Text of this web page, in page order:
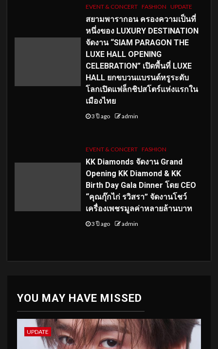
EVENT & CONCERT FASHION UPDATE
สยามพารากอน ครองความเป็นที่
หนึ่งของ LUXURY DESTINATION
จัดงาน “SIAM PARAGON THE
LUXE HALL OPENING
CELEBRATION” เปิดพื้นที่ LUXE
HALL ยกขบวนแบรนด์หรูระดับ
โลกเปิดแฟล็กชิปสโตร์แห่งแรกใน
เมืองไทย
3 ปี ago admin
EVENT & CONCERT FASHION
KK Diamonds จัดงาน Grand
Opening KK Diamond & KK
Birth Day Gala Dinner โดย CEO
“คุณกุ๊กไก่ รวิสรา” จัดงานโชว์
เครื่องเพชรมูลค่าหลายล้านบาท
3 ปี ago admin
YOU MAY HAVE MISSED
UPDATE